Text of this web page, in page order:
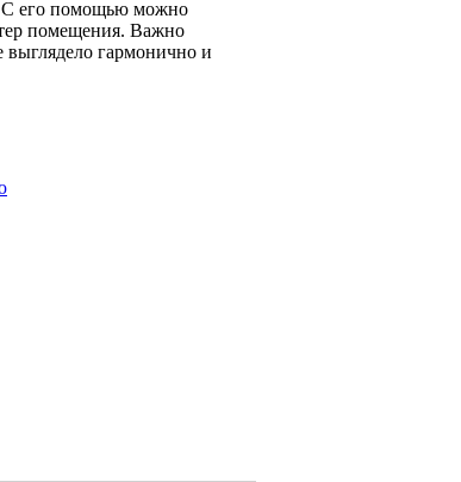
С его помощью можно
помещения. Важно
гармонично и